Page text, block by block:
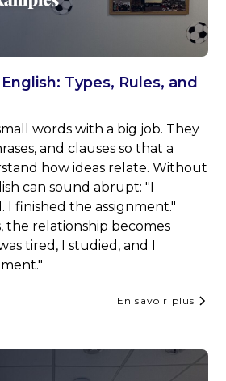
Types, Rules, and
words with a big job. They
and clauses so that a
how ideas relate. Without
can sound abrupt: "I
I finished the assignment."
the relationship becomes
tired, I studied, and I
En savoir plus